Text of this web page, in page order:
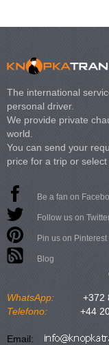
The international
personal driver.
We provide private
world.
You can send your
price for a trip or
Be a fan on
Follow us on
Pin us on Pinterest
Blog
WhatsApp:
+372
Telefono:
+44
Email: